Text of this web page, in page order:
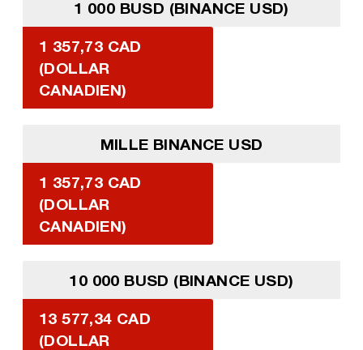
1 000 BUSD (BINANCE USD)
1 357,73 CAD
(DOLLAR
CANADIEN)
MILLE BINANCE USD
1 357,73 CAD
(DOLLAR
CANADIEN)
10 000 BUSD (BINANCE USD)
13 577,34 CAD
(DOLLAR